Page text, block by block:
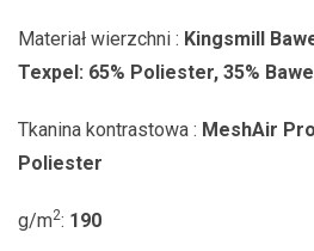
Materiał wierzchni : Kingsmill
Texpel: 65% Poliester, 35%
Tkanina kontrastowa : MeshAir
Poliester
g/m2: 190